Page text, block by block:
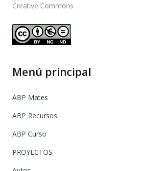
Creative Commons
Menú principal
ABP Mates
ABP Recursos
ABP Curso
PROYECTOS